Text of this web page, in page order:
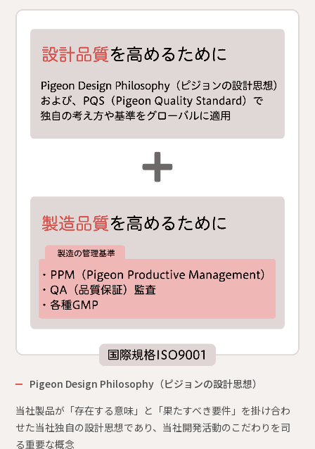
Pigeon Design Philosophy（ピジョンの設計思想）
当社製品が「存在する意味」と「果たすべき要件」を掛け合わ
せた当社独自の設計思想であり、当社開発活動のこだわりを司
る重要な概念